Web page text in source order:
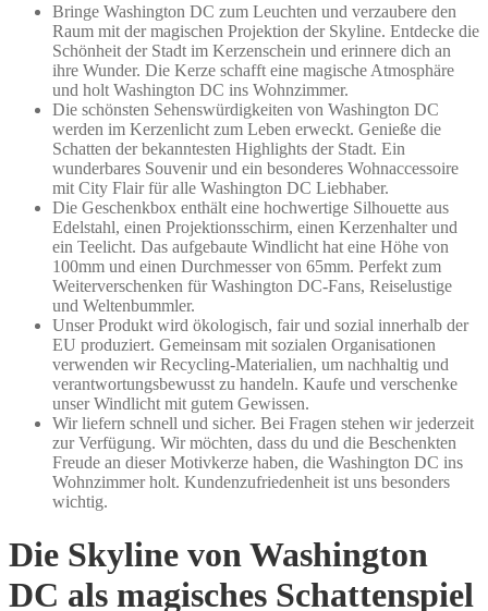
Bringe Washington DC zum Leuchten und verzaubere den
Raum mit der magischen Projektion der Skyline. Entdecke die
Schönheit der Stadt im Kerzenschein und erinnere dich an
ihre Wunder. Die Kerze schafft eine magische Atmosphäre
und holt Washington DC ins Wohnzimmer.
Die schönsten Sehenswürdigkeiten von Washington DC
werden im Kerzenlicht zum Leben erweckt. Genieße die
Schatten der bekanntesten Highlights der Stadt. Ein
wunderbares Souvenir und ein besonderes Wohnaccessoire
mit City Flair für alle Washington DC Liebhaber.
Die Geschenkbox enthält eine hochwertige Silhouette aus
Edelstahl, einen Projektionsschirm, einen Kerzenhalter und
ein Teelicht. Das aufgebaute Windlicht hat eine Höhe von
100mm und einen Durchmesser von 65mm. Perfekt zum
Weiterverschenken für Washington DC-Fans, Reiselustige
und Weltenbummler.
Unser Produkt wird ökologisch, fair und sozial innerhalb der
EU produziert. Gemeinsam mit sozialen Organisationen
verwenden wir Recycling-Materialien, um nachhaltig und
verantwortungsbewusst zu handeln. Kaufe und verschenke
unser Windlicht mit gutem Gewissen.
Wir liefern schnell und sicher. Bei Fragen stehen wir jederzeit
zur Verfügung. Wir möchten, dass du und die Beschenkten
Freude an dieser Motivkerze haben, die Washington DC ins
Wohnzimmer holt. Kundenzufriedenheit ist uns besonders
wichtig.
Die Skyline von Washington
DC als magisches Schattenspiel